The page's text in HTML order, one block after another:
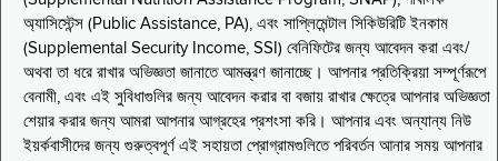
অ্যাসিস্টেন্স (Public Assistance, PA), এবং সাপ্লিমেন্টাল সিকিউরিটি ইনকাম
(Supplemental Security Income, SSI) বেনিফিটের জন্য আবেদন করা এবং/
অথবা তা ধরে রাখার অভিজ্ঞতা জানাতে আমন্ত্রণ জানাচ্ছে। আপনার প্রতিক্রিয়া সম্পূর্ণরূপে
বেনামী, এবং এই সুবিধাগুলির জন্য আবেদন করার বা বজায় রাখার ক্ষেত্রে আপনার অভিজ্ঞতা
শেয়ার করার জন্য আমরা আপনার আগ্রহের প্রশংসা করি। আপনার এবং অন্যান্য নিউ
ইয়র্কবাসীদের জন্য গুরুত্বপূর্ণ এই সহায়তা প্রোগ্রামগুলিতে পরিবর্তন আনার সময় আপনার